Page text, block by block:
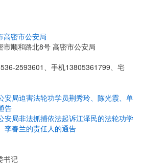
高密市公安局
市顺和路北8号 高密市公安局
2593601、手机13805361799、宅
安局迫害法轮功学员荆秀玲、陈光霞、单
告
安局非法抓捕依法起诉江泽民的法轮功学
李春兰的责任人的通告
书记